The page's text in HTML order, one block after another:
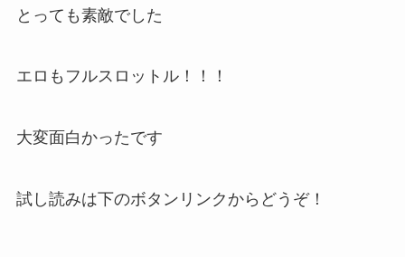
とっても素敵でした
エロもフルスロットル！！！
大変面白かったです
試し読みは下のボタンリンクからどうぞ！